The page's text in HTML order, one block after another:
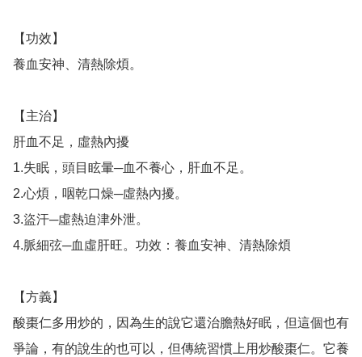
【功效】
養血安神、清熱除煩。
【主治】
肝血不足，虛熱內擾
1.失眠，頭目眩暈─血不養心，肝血不足。
2.心煩，咽乾口燥─虛熱內擾。
3.盜汗─虛熱迫津外泄。
4.脈細弦─血虛肝旺。功效：養血安神、清熱除煩
【方義】
酸棗仁多用炒的，因為生的說它還治膽熱好眠，但這個也有
爭論，有的說生的也可以，但傳統習慣上用炒酸棗仁。它養